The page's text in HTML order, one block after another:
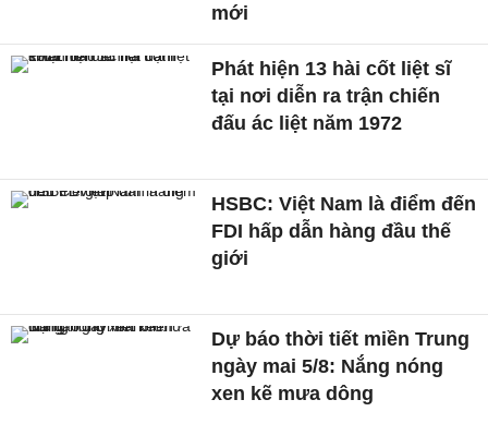
mới
Phát hiện 13 hài cốt liệt sĩ
tại nơi diễn ra trận chiến
đấu ác liệt năm 1972
HSBC: Việt Nam là điểm đến
FDI hấp dẫn hàng đầu thế
giới
Dự báo thời tiết miền Trung
ngày mai 5/8: Nắng nóng
xen kẽ mưa dông